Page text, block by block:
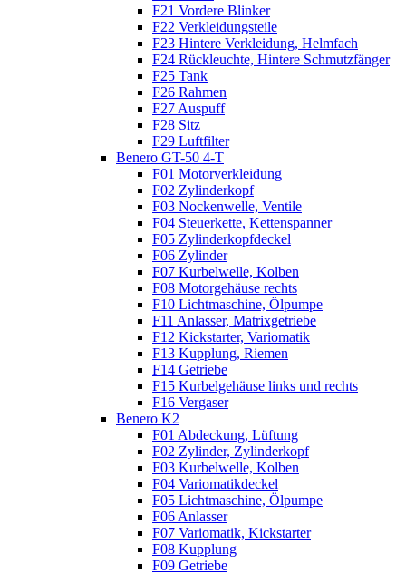
F21 Vordere Blinker
F22 Verkleidungsteile
F23 Hintere Verkleidung, Helmfach
F24 Rückleuchte, Hintere Schmutzfänger
F25 Tank
F26 Rahmen
F27 Auspuff
F28 Sitz
F29 Luftfilter
Benero GT-50 4-T
F01 Motorverkleidung
F02 Zylinderkopf
F03 Nockenwelle, Ventile
F04 Steuerkette, Kettenspanner
F05 Zylinderkopfdeckel
F06 Zylinder
F07 Kurbelwelle, Kolben
F08 Motorgehäuse rechts
F10 Lichtmaschine, Ölpumpe
F11 Anlasser, Matrixgetriebe
F12 Kickstarter, Variomatik
F13 Kupplung, Riemen
F14 Getriebe
F15 Kurbelgehäuse links und rechts
F16 Vergaser
Benero K2
F01 Abdeckung, Lüftung
F02 Zylinder, Zylinderkopf
F03 Kurbelwelle, Kolben
F04 Variomatikdeckel
F05 Lichtmaschine, Ölpumpe
F06 Anlasser
F07 Variomatik, Kickstarter
F08 Kupplung
F09 Getriebe